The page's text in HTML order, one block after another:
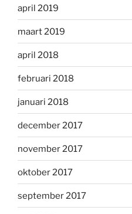
april 2019
maart 2019
april 2018
februari 2018
januari 2018
december 2017
november 2017
oktober 2017
september 2017